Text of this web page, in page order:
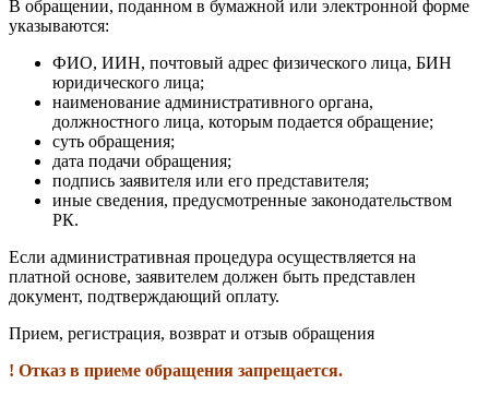
В обращении, поданном в бумажной или электронной форме
указываются:
ФИО, ИИН, почтовый адрес физического лица, БИН
юридического лица;
наименование административного органа,
должностного лица, которым подается обращение;
суть обращения;
дата подачи обращения;
подпись заявителя или его представителя;
иные сведения, предусмотренные законодательством
РК.
Если административная процедура осуществляется на
платной основе, заявителем должен быть представлен
документ, подтверждающий оплату.
Прием, регистрация, возврат и отзыв обращения
! Отказ в приеме обращения запрещается.